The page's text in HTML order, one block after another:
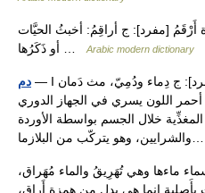
أَرْقَمُ [مفرد]: ج أراقِمُ: أخبثُ الحيَّات
Arabic modern dictionary
دم — I معجم اللغة العربية المعاصرة دَم [مفرد]: ج دِماء ودُمِيّ، مث دَمان
اللون يسري في الجهاز الدوري
المغذِّية خلال الجسم بواسطة الأوردة
ماءها وهي تُهَرِيقُ والماء مُهَراق،
بأَصلية إنما هي بدل من همزة أَراق،